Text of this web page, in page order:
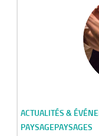
Le Conseil
Entreprises &
ACTUALITÉS &
PAYSAGEPAYSAGES